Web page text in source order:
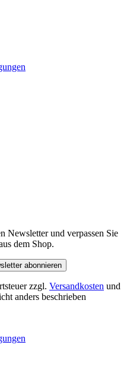
Newsletter und verpassen Sie
dem Shop.
abonnieren
zzgl. Versandkosten und
anders beschrieben